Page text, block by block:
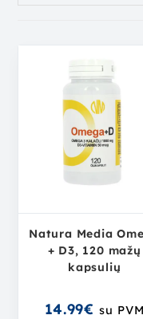
Natura Media
+ D3, 120 mažų
kapsulių
14.99€ su PVM